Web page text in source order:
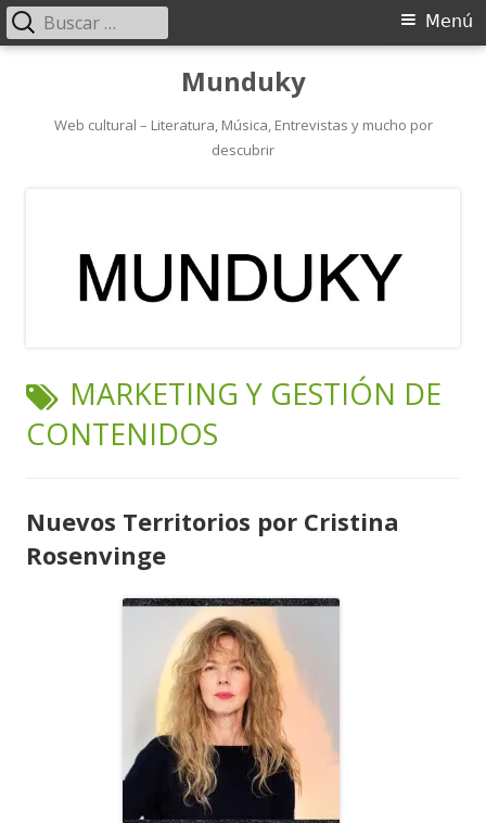
contenido
Munduky
Web cultural – Literatura, Música, Entrevistas y mucho por
descubrir
Menú
Menú
Buscar:
ETIQUETA:
MARKETING Y GESTIÓN DE
CONTENIDOS
Nuevos Territorios por Cristina
Rosenvinge